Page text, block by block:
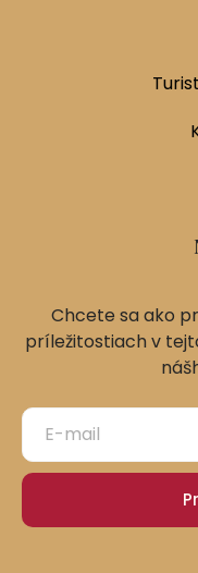
Chcete sa ako
príležitostiach v